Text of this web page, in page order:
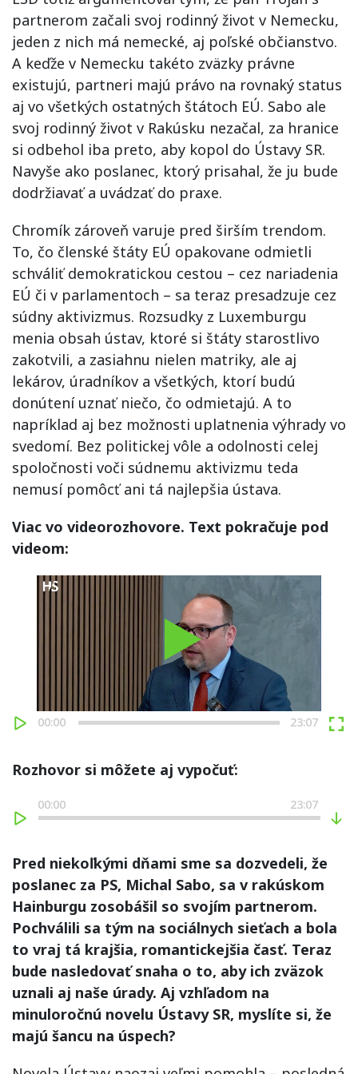
partnerom začali svoj rodinný život v Nemecku,
jeden z nich má nemecké, aj poľské občianstvo.
A keďže v Nemecku takéto zväzky právne
existujú, partneri majú právo na rovnaký status
aj vo všetkých ostatných štátoch EÚ. Sabo ale
svoj rodinný život v Rakúsku nezačal, za hranice
si odbehol iba preto, aby kopol do Ústavy SR.
Navyše ako poslanec, ktorý prisahal, že ju bude
dodržiavať a uvádzať do praxe.
Chromík zároveň varuje pred širším trendom.
To, čo členské štáty EÚ opakovane odmietli
schváliť demokratickou cestou – cez nariadenia
EÚ či v parlamentoch – sa teraz presadzuje cez
súdny aktivizmus. Rozsudky z Luxemburgu
menia obsah ústav, ktoré si štáty starostlivo
zakotvili, a zasiahnu nielen matriky, ale aj
lekárov, úradníkov a všetkých, ktorí budú
donútení uznať niečo, čo odmietajú. A to
napríklad aj bez možnosti uplatnenia výhrady vo
svedomí. Bez politickej vôle a odolnosti celej
spoločnosti voči súdnemu aktivizmu teda
nemusí pomôcť ani tá najlepšia ústava.
Viac vo videorozhovore. Text pokračuje pod
videom:
Play
00:00 23:07
Rozhovor si môžete aj vypočuť:
00:00 23:07
Pred niekoľkými dňami sme sa dozvedeli, že
poslanec za PS, Michal Sabo, sa v rakúskom
Hainburgu zosobášil so svojím partnerom.
Pochválili sa tým na sociálnych sieťach a bola
to vraj tá krajšia, romantickejšia časť. Teraz
bude nasledovať snaha o to, aby ich zväzok
uznali aj naše úrady. Aj vzhľadom na
minuloročnú novelu Ústavy SR, myslíte si, že
majú šancu na úspech?